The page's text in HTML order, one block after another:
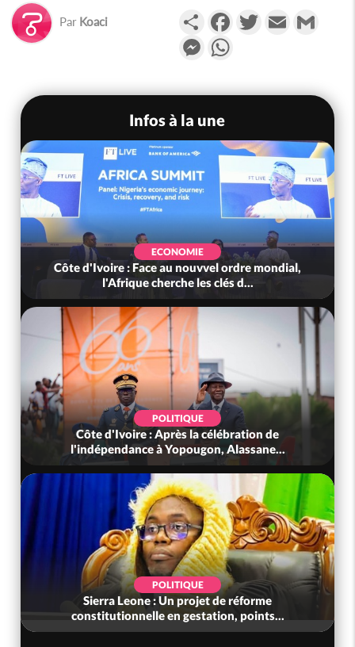
Par Koaci PartagerFacebookTwitterEmail
Messenger
Infos à la une
ECONOMIE
Côte d'Ivoire : Face au nouvvel ordre mondial,
l'Afrique cherche les clés d...
POLITIQUE
Côte d'Ivoire : Après la célébration de
l'indépendance à Yopougon, Alassane...
POLITIQUE
Sierra Leone : Un projet de réforme
constitutionnelle en gestation, points...